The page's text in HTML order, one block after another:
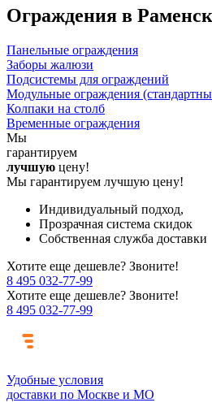
Ограждения в
Панельные ограждения
Заборы жалюзи
Подсистемы для ограждений
Модульные ограждения
Колпаки на столб
Временные ограждения
Мы
гарантируем
лучшую цену!
Мы гарантируем лучшую цену!
Индивидуальный подход,
Прозрачная система скидок
Собственная служба доставки
Хотите еще дешевле? Звоните!
8 495 032-77-99
Хотите еще дешевле? Звоните!
8 495 032-77-99
Удобные условия
доставки по Москве и МО